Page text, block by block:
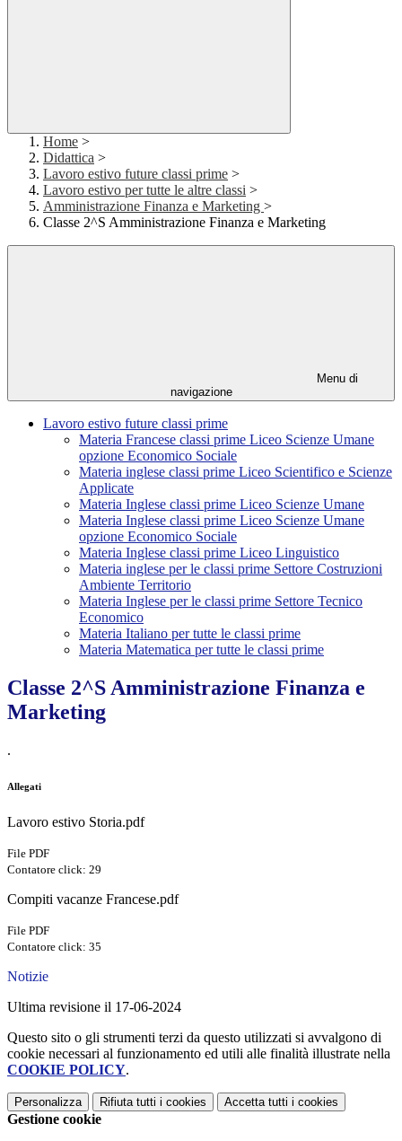
Home >
Didattica >
Lavoro estivo future classi prime >
Lavoro estivo per tutte le altre classi >
Amministrazione Finanza e Marketing >
Classe 2^S Amministrazione Finanza e Marketing
Menu di
navigazione
Lavoro estivo future classi prime
Materia Francese classi prime Liceo Scienze Umane
opzione Economico Sociale
Materia inglese classi prime Liceo Scientifico e Scienze
Applicate
Materia Inglese classi prime Liceo Scienze Umane
Materia Inglese classi prime Liceo Scienze Umane
opzione Economico Sociale
Materia Inglese classi prime Liceo Linguistico
Materia inglese per le classi prime Settore Costruzioni
Ambiente Territorio
Materia Inglese per le classi prime Settore Tecnico
Economico
Materia Italiano per tutte le classi prime
Materia Matematica per tutte le classi prime
Classe 2^S Amministrazione Finanza e
Marketing
.
Allegati
Lavoro estivo Storia.pdf
File PDF
Contatore click: 29
Compiti vacanze Francese.pdf
File PDF
Contatore click: 35
Notizie
Ultima revisione il 17-06-2024
Questo sito o gli strumenti terzi da questo utilizzati si avvalgono di
cookie necessari al funzionamento ed utili alle finalità illustrate nella
COOKIE POLICY.
Personalizza Rifiuta tutti i cookies Accetta tutti i cookies
Gestione cookie